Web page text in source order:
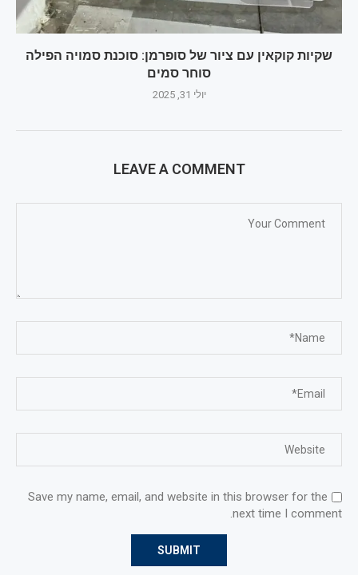
שקיות קוקאין עם ציור של סופרמן: סוכנת סמויה הפילה
סוחר סמים
יולי 31, 2025
LEAVE A COMMENT
Save my name, email, and website in this browser for the
next time I comment.